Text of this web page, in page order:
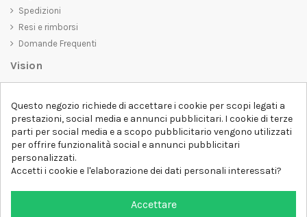
Spedizioni
Resi e rimborsi
Domande Frequenti
Vision
belli da vedere, ma che trasmettano anche un messaggio importante.
Che siate alla ricerca di una t-shirt unica e di tendenza, di una felpa
comoda e accogliente o di un accessorio esclusivo,D-SHIRTha
qualcosa per tutti.
Follow us
Questo negozio richiede di accettare i cookie per scopi legati a
prestazioni, social media e annunci pubblicitari. I cookie di terze
parti per social media e a scopo pubblicitario vengono utilizzati
per offrire funzionalità social e annunci pubblicitari
personalizzati.
Accetti i cookie e l'elaborazione dei dati personali interessati?
Accettare